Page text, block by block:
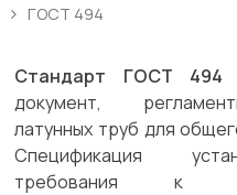
ГОСТ 494
Стандарт ГОСТ 494
документ,
латунных труб для
Спецификация
требования к